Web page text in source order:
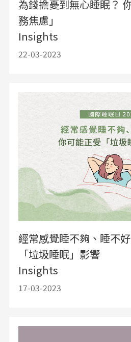
為錢擔憂到無心睡眠？
務焦慮」
Insights
22-03-2023
經常感覺睡不夠、睡不
「垃圾睡眠」影響
Insights
17-03-2023